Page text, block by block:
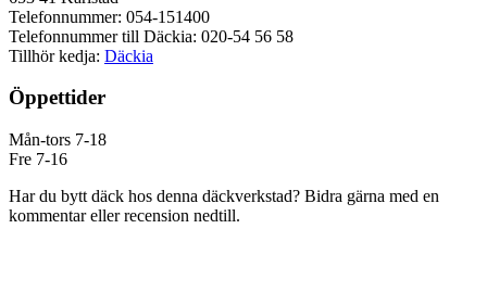
Telefonnummer: 054-151400
Telefonnummer till Däckia: 020-54 56 58
Tillhör kedja: Däckia
Öppettider
Mån-tors 7-18
Fre 7-16
Har du bytt däck hos denna däckverkstad? Bidra gärna med en
kommentar eller recension nedtill.